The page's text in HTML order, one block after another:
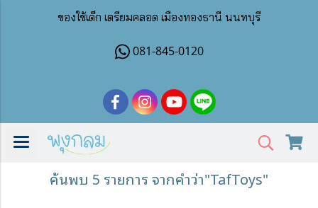
ของใช้เด็ก เตรียมคลอด เมืองทองธานี นนทบุรี
081-845-0120
ค้นพบ 5 รายการ จากคำว่า"TafToys"